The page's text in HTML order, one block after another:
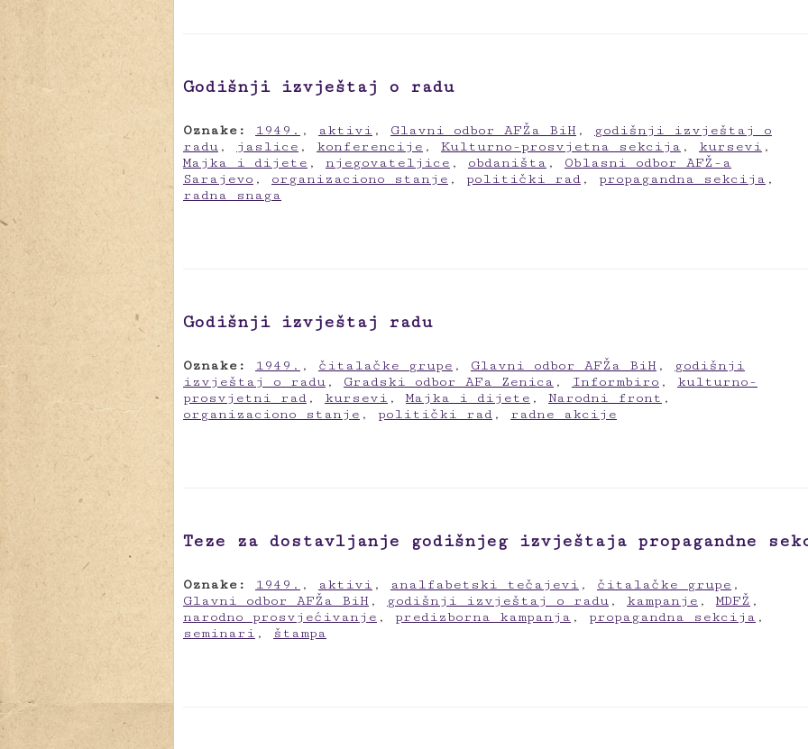
Godišnji izvještaj o radu
Oznake: 1949. , aktivi , Glavni odbor AFŽa BiH ,
godišnji izvještaj o
radu , jaslice , konferencije , Kulturno-prosvjetna sekcija , kursevi ,
Majka i dijete , njegovateljice , obdaništa , Oblasni odbor AFŽ-a
Sarajevo , organizaciono stanje , politički rad , propagandna sekcija ,
radna snaga
Godišnji izvještaj radu
Oznake: 1949. , čitalačke grupe , Glavni odbor AFŽa BiH ,
godišnji
izvještaj o radu , Gradski odbor AFa Zenica , Informbiro , kulturno-
prosvjetni rad , kursevi ,Majka i dijete , Narodni front ,
organizaciono stanje , politički rad , radne akcije
Teze za dostavljanje godišnjeg izvještaja propagandne
Oznake: 1949. , aktivi , analfabetski tečajevi , čitalačke grupe ,
Glavni odbor AFŽa BiH , godišnji izvještaj o radu , kampanje ,MDFŽ ,
narodno prosvjećivanje , predizborna kampanja , propagandna sekcija ,
seminari , štampa